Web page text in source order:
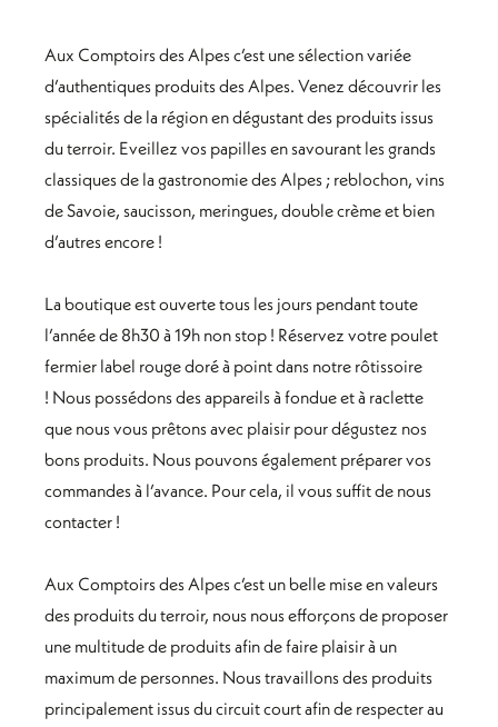
Aux Comptoirs des Alpes c’est une sélection variée
d’authentiques produits des Alpes. Venez découvrir les
spécialités de la région en dégustant des produits issus
du terroir. Eveillez vos papilles en savourant les grands
classiques de la gastronomie des Alpes ; reblochon, vins
de Savoie, saucisson, meringues, double crème et bien
d’autres encore !
La boutique est ouverte tous les jours pendant toute
l’année de 8h30 à 19h non stop ! Réservez votre poulet
fermier label rouge doré à point dans notre rôtissoire
! Nous possédons des appareils à fondue et à raclette
que nous vous prêtons avec plaisir pour dégustez nos
bons produits. Nous pouvons également préparer vos
commandes à l’avance. Pour cela, il vous suffit de nous
contacter !
Aux Comptoirs des Alpes c’est un belle mise en valeurs
des produits du terroir, nous nous efforçons de proposer
une multitude de produits afin de faire plaisir à un
maximum de personnes. Nous travaillons des produits
principalement issus du circuit court afin de respecter au